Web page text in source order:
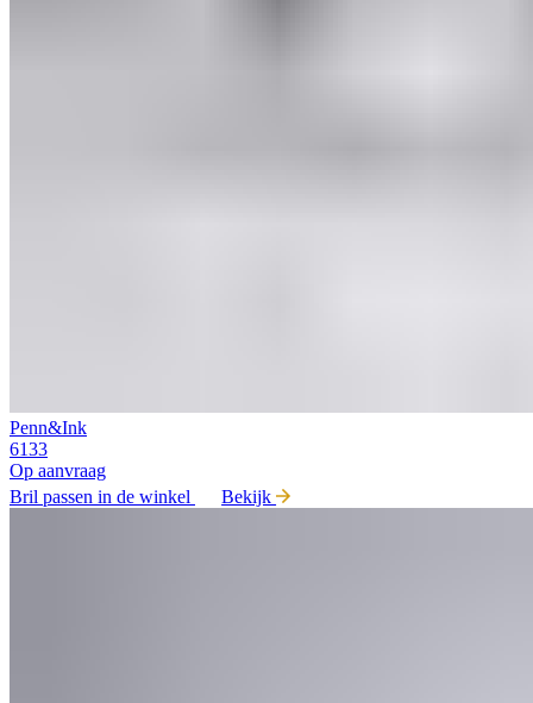
Penn&Ink
6133
Op aanvraag
Bril passen in de winkel
Bekijk